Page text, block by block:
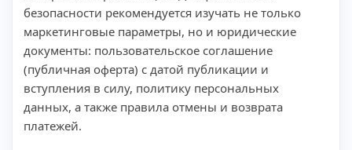
безопасности рекомендуется изучать не только
маркетинговые параметры, но и юридические
документы: пользовательское соглашение
(публичная оферта) с датой публикации и
вступления в силу, политику персональных
данных, а также правила отмены и возврата
платежей.